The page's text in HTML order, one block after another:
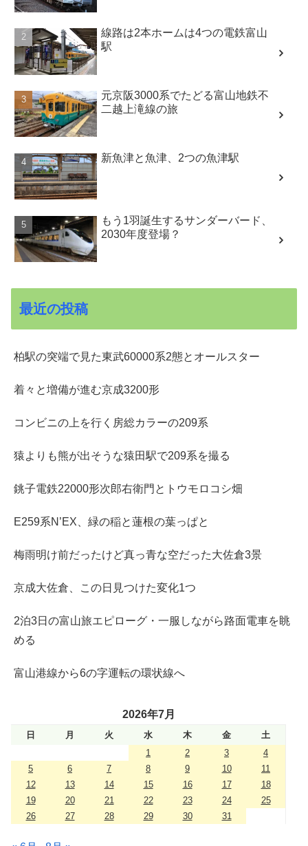
線路は2本ホームは4つの電鉄富山
駅
元京阪3000系でたどる富山地鉄不
二越上滝線の旅
新魚津と魚津、2つの魚津駅
もう1羽誕生するサンダーバード、
2030年度登場？
最近の投稿
柏駅の突端で見た東武60000系2態とオールスター
着々と増備が進む京成3200形
コンビニの上を行く房総カラーの209系
猿よりも熊が出そうな猿田駅で209系を撮る
銚子電鉄22000形次郎右衛門とトウモロコシ畑
E259系N’EX、緑の稲と蓮根の葉っぱと
梅雨明け前だったけど真っ青な空だった大佐倉3景
京成大佐倉、この日見つけた変化1つ
2泊3日の富山旅エピローグ・一服しながら路面電車を眺
める
富山港線から6の字運転の環状線へ
2026年7月
日 月 火 水 木 金
土
1
2 3
4
5
6 7 8 9 10
11
12
13 14 15 16 17
18
19
20 21 22 23 24
25
26
27 28 29 30 31